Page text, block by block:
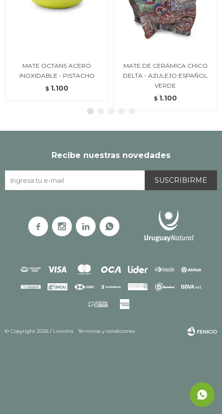
MATE OCTANS ACERO
INOXIDABLE - PISTACHO
$ 1.100
MATE DE CERÁMICA CHICO
DELTA - AZULEJO ESPAÑOL
VERDE
$ 1.100
Recibe nuestras novedades
SUSCRIBIRME
   
© Copyright 2026 / Lincolns Términos y condiciones
Fenicio